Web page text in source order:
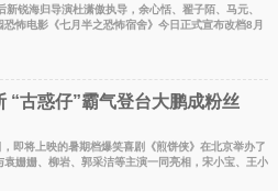
锐海归导演杜潇傲执导，余心恬、翟子陌、马元、
怖电影《七月半之恐怖宿舍》今日正式宣布改档8月
“古惑仔”霸气登台大鹏成粉丝
将上映的暑期档爆笑喜剧《煎饼侠》在北京举办了
姗姗、柳岩、郭采洁等主演一同亮相，宋小宝、王小